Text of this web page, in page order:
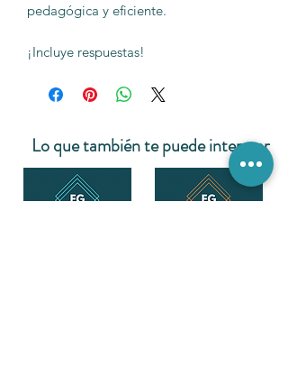
pedagógica y eficiente.
¡Incluye respuestas!
Lo que también te puede interesar